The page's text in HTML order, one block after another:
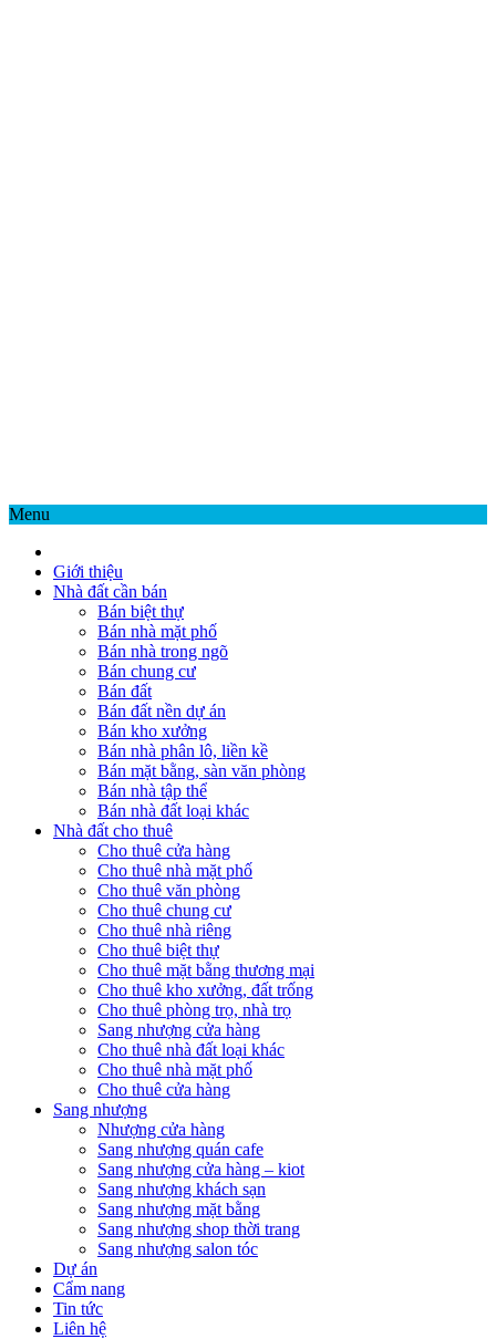
Menu
Giới thiệu
Nhà đất cần bán
Bán biệt thự
Bán nhà mặt phố
Bán nhà trong ngõ
Bán chung cư
Bán đất
Bán đất nền dự án
Bán kho xưởng
Bán nhà phân lô, liền kề
Bán mặt bằng, sàn văn phòng
Bán nhà tập thể
Bán nhà đất loại khác
Nhà đất cho thuê
Cho thuê cửa hàng
Cho thuê nhà mặt phố
Cho thuê văn phòng
Cho thuê chung cư
Cho thuê nhà riêng
Cho thuê biệt thự
Cho thuê mặt bằng thương mại
Cho thuê kho xưởng, đất trống
Cho thuê phòng trọ, nhà trọ
Sang nhượng cửa hàng
Cho thuê nhà đất loại khác
Cho thuê nhà mặt phố
Cho thuê cửa hàng
Sang nhượng
Nhượng cửa hàng
Sang nhượng quán cafe
Sang nhượng cửa hàng – kiot
Sang nhượng khách sạn
Sang nhượng mặt bằng
Sang nhượng shop thời trang
Sang nhượng salon tóc
Dự án
Cẩm nang
Tin tức
Liên hệ